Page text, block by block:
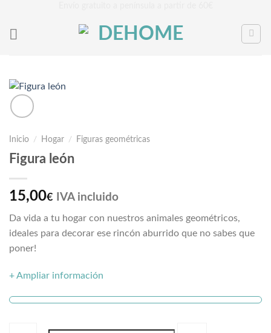
contenido
Inicio / Hogar / Figuras geométricas
Figura león
15,00€ IVA incluido
Da vida a tu hogar con nuestros animales geométricos,
ideales para decorar ese rincón aburrido que no sabes que
poner!
+ Ampliar información